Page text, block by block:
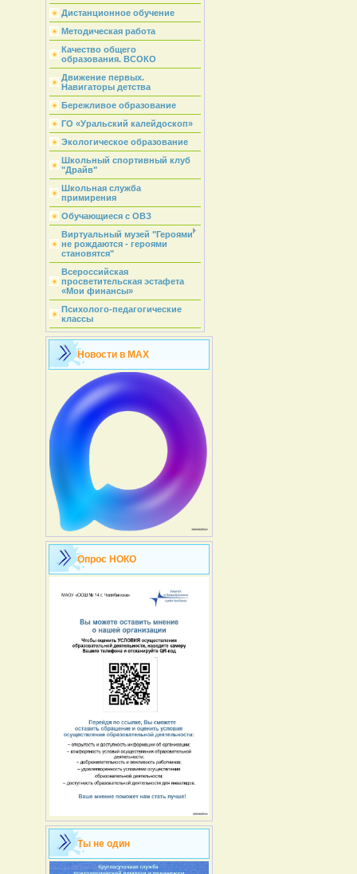
Дистанционное обучение
Методическая работа
Качество общего
образования. ВСОКО
Движение первых.
Навигаторы детства
Бережливое образование
ГО «Уральский калейдоскоп»
Экологическое образование
Школьный спортивный клуб
"Драйв"
Школьная служба
примирения
Обучающиеся с ОВЗ
Виртуальный музей "Героями
не рождаются - героями
становятся"
Всероссийская
просветительская эстафета
«Мои финансы»
Психолого-педагогические
классы
Новости в MAX
Опрос НОКО
Ты не один